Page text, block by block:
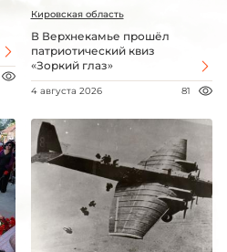
Кировская область
В Верхнекамье прошёл
патриотический квиз
«Зоркий глаз»
4 августа 2026 81